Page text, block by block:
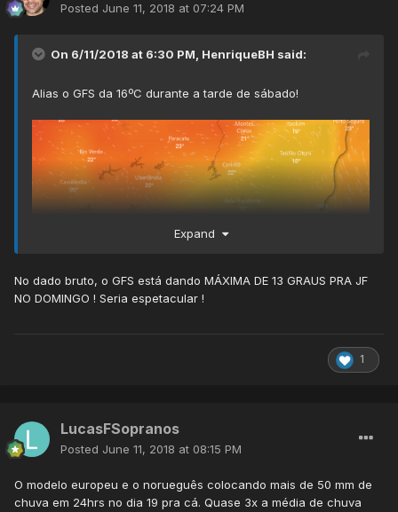
Posted June 11, 2018 at 07:24 PM
On 6/11/2018 at 6:30 PM, HenriqueBH said:
Alias o GFS da 16ºC durante a tarde de sábado!
Expand
No dado bruto, o GFS está dando MÁXIMA DE 13 GRAUS PRA JF
NO DOMINGO ! Seria espetacular !
1
LucasFSopranos
Posted June 11, 2018 at 08:15 PM
O modelo europeu e o norueguês colocando mais de 50 mm de
chuva em 24hrs no dia 19 pra cá. Quase 3x a média de chuva